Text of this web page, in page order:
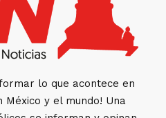
lo que acontece en
y el mundo! Una